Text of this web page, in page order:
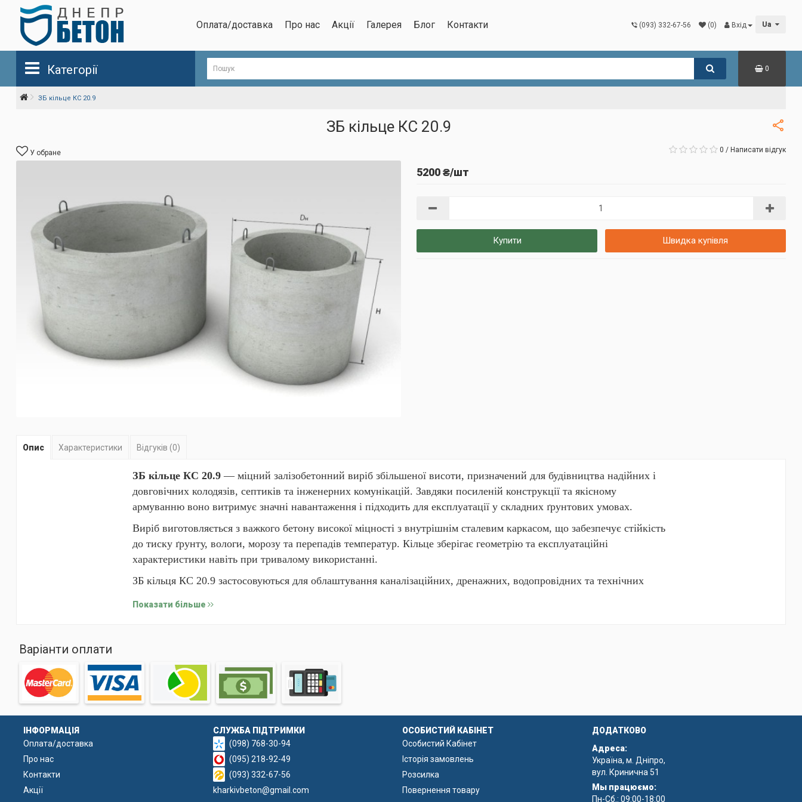
Оплата/доставка Про нас Акції Галерея Блог Контакти (093) 332-67-56 (0) Вхід Ua
Категорії 0
ЗБ кільце КС 20.9
ЗБ кільце КС 20.9
У обране 0 / Написати відгук
5200 ₴/шт
Купити Швидка купівля
Опис Характеристики Відгуків (0)
ЗБ кільце КС 20.9 — міцний залізобетонний виріб збільшеної висоти, призначений для будівництва надійних і
довговічних колодязів, септиків та інженерних комунікацій. Завдяки посиленій конструкції та якісному
армуванню воно витримує значні навантаження і підходить для експлуатації у складних ґрунтових умовах.
Виріб виготовляється з важкого бетону високої міцності з внутрішнім сталевим каркасом, що забезпечує стійкість
до тиску ґрунту, вологи, морозу та перепадів температур. Кільце зберігає геометрію та експлуатаційні
характеристики навіть при тривалому використанні.
ЗБ кільця КС 20.9 застосовуються для облаштування каналізаційних, дренажних, водопровідних та технічних
Показати більше
Варіанти оплати
ІНФОРМАЦІЯ
Оплата/доставка
Про нас
Контакти
Акції
СЛУЖБА ПІДТРИМКИ
(098) 768-30-94
(095) 218-92-49
(093) 332-67-56
kharkivbeton@gmail.com
ОСОБИСТИЙ КАБІНЕТ
Особистий Кабінет
Історія замовлень
Розсилка
Повернення товару
ДОДАТКОВО
Адреса:
Україна, м. Дніпро,
вул. Кринична 51
Мы працюємо:
Пн-Сб.: 09:00-18:00